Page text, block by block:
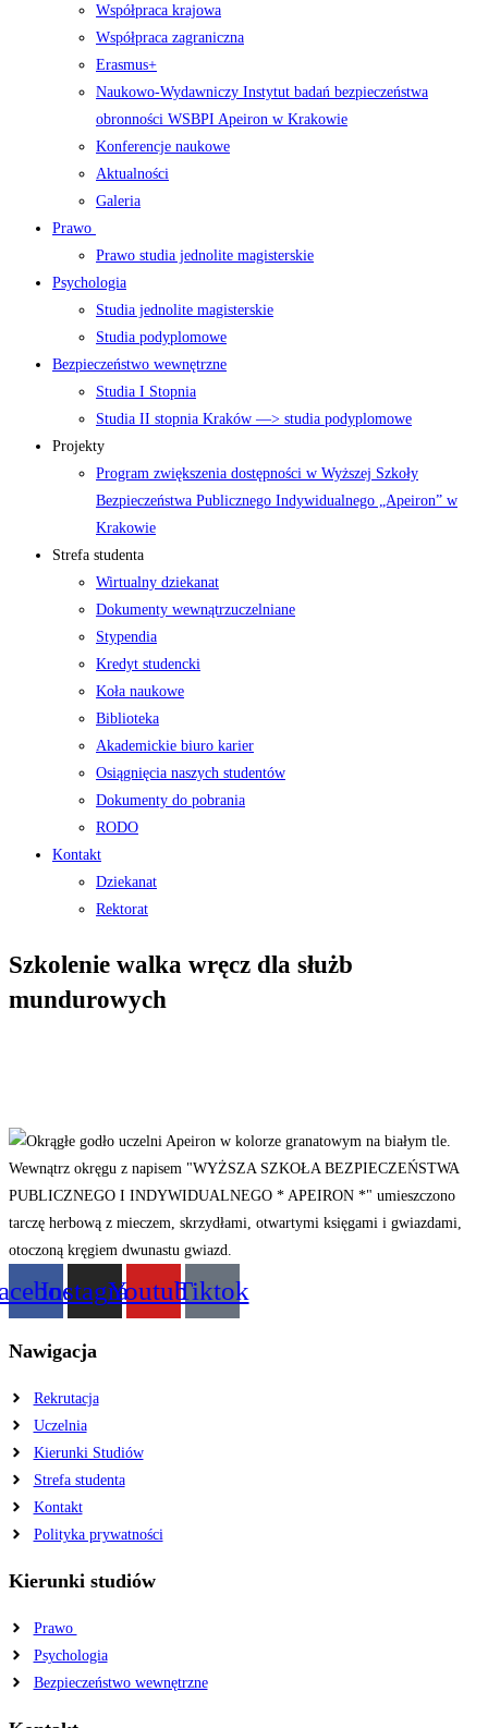
Współpraca krajowa
Współpraca zagraniczna
Erasmus+
Naukowo-Wydawniczy Instytut badań bezpieczeństwa
obronności WSBPI Apeiron w Krakowie
Konferencje naukowe
Aktualności
Galeria
Prawo
Prawo studia jednolite magisterskie
Psychologia
Studia jednolite magisterskie
Studia podyplomowe
Bezpieczeństwo wewnętrzne
Studia I Stopnia
Studia II stopnia Kraków —> studia podyplomowe
Projekty
Program zwiększenia dostępności w Wyższej Szkoły
Bezpieczeństwa Publicznego Indywidualnego „Apeiron” w
Krakowie
Strefa studenta
Wirtualny dziekanat
Dokumenty wewnątrzuczelniane
Stypendia
Kredyt studencki
Koła naukowe
Biblioteka
Akademickie biuro karier
Osiągnięcia naszych studentów
Dokumenty do pobrania
RODO
Kontakt
Dziekanat
Rektorat
Szkolenie walka wręcz dla służb
mundurowych
InstagramYoutubeTiktok
Nawigacja
Rekrutacja
Uczelnia
Kierunki Studiów
Strefa studenta
Kontakt
Polityka prywatności
Kierunki studiów
Prawo
Psychologia
Bezpieczeństwo wewnętrzne